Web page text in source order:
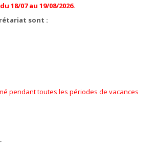
18/07 au 19/08/2026.
sont :
pendant toutes les périodes de vacances